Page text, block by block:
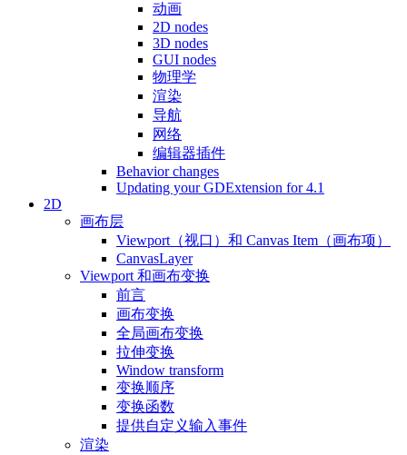
动画
2D nodes
3D nodes
GUI nodes
物理学
渲染
导航
网络
编辑器插件
Behavior changes
Updating your GDExtension for 4.1
2D
画布层
Viewport（视口）和 Canvas Item（画布项）
CanvasLayer
Viewport 和画布变换
前言
画布变换
全局画布变换
拉伸变换
Window transform
变换顺序
变换函数
提供自定义输入事件
渲染